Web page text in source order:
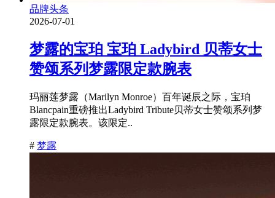
品牌头条
2026-07-01
梦露的宝珀 宝珀 Ladybird 贝蒂女士
赞颂系列梦露限定款腕表
玛丽莲梦露（Marilyn Monroe）百年诞辰之际，宝珀
Blancpain重磅推出Ladybird Tribute贝蒂女士赞颂系列梦
露限定款腕表。该限定..
# 梦露